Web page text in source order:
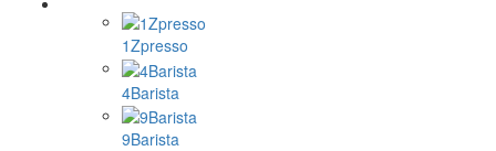
1Zpresso
4Barista
9Barista